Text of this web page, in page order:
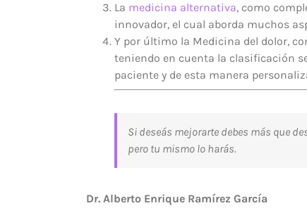
La medicina alternativa, como
innovador, el cual aborda muchos
Y por último la Medicina del dolor,
teniendo en cuenta la clasificación
paciente y de esta manera
Si deseás mejorarte debes más que
pero tu mismo lo harás.
Dr. Alberto Enrique Ramírez García